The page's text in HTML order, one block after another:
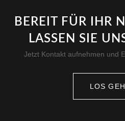
BEREIT FÜR IHR
LASSEN SIE
Jetzt Kontakt aufnehmen und
LOS